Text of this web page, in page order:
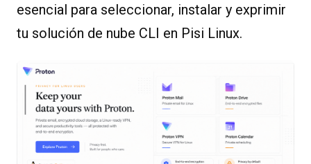
esencial para seleccionar, instalar y exprimir
tu solución de nube CLI en Pisi Linux.